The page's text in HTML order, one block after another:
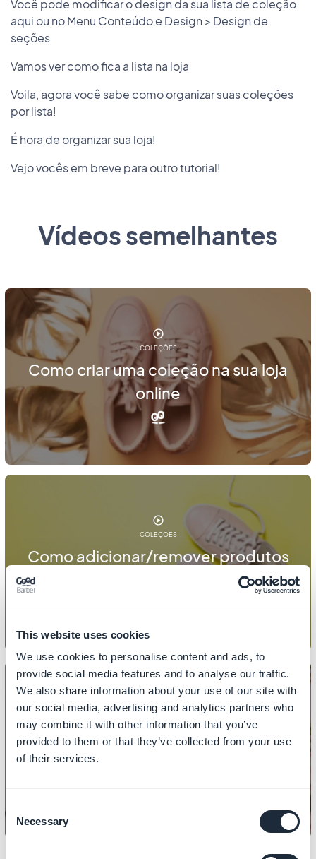
This website uses cookies
We use cookies to personalise content and ads, to
provide social media features and to analyse our traffic.
We also share information about your use of our site with
our social media, advertising and analytics partners who
may combine it with other information that you’ve
provided to them or that they’ve collected from your use
of their services.
Selection
Necessary
Você pode modificar o design da sua lista de coleção
aqui ou no Menu Conteúdo e Design > Design de
seções
Vamos ver como fica a lista na loja
Voila, agora você sabe como organizar suas coleções
por lista!
É hora de organizar sua loja!
Vejo vocês em breve para outro tutorial!
Vídeos semelhantes
COLEÇÕES
Como criar uma coleção na sua loja
online
COLEÇÕES
Como adicionar/remover produtos
COLEÇÕES
Como adicionar uma coleção no